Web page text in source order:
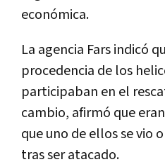
económica.
La agencia Fars indicó
procedencia de los
participaban en el
cambio, afirmó que
que uno de ellos se vio
tras ser atacado.